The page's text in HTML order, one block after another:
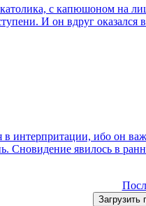
с капюшоном на
И он вдруг
интерпритации, ибо он
Сновидение явилось в
Загрузить